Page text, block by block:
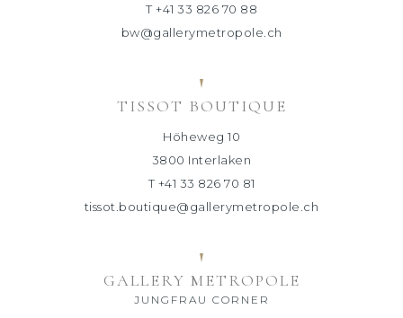
T +41 33 826 70 88
bw@gallerymetropole.ch
TISSOT BOUTIQUE
Höheweg 10
3800 Interlaken
T +41 33 826 70 81
tissot.boutique@gallerymetropole.ch
GALLERY METROPOLE
JUNGFRAU CORNER